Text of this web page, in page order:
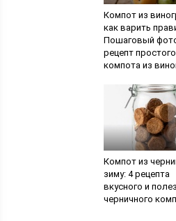
Компот из
как варить
Пошаговый
рецепт простого
компота из
Женские
Компот из
зиму: 4 рецепта
вкусного и
черничного